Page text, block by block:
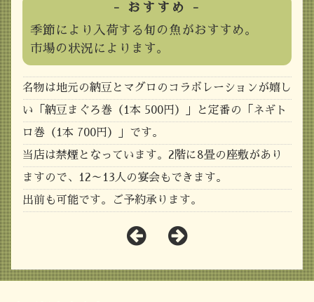
- おすすめ -
季節により入荷する旬の魚がおすすめ。
市場の状況によります。
名物は地元の納豆とマグロのコラボレーションが嬉し
い「納豆まぐろ巻（1本 500円）」と定番の「ネギト
ロ巻（1本 700円）」です。
当店は禁煙となっています。2階に8畳の座敷があり
ますので、12～13人の宴会もできます。
出前も可能です。ご予約承ります。